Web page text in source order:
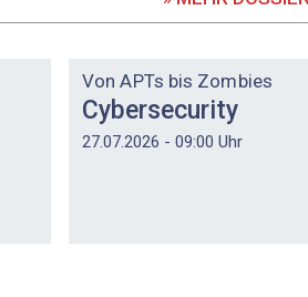
Von APTs bis Zombies
Cybersecurity
27.07.2026 - 09:00 Uhr